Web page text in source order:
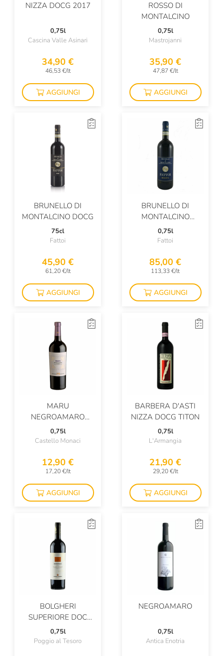
NIZZA DOCG 2017
0,75l
Cascina Valle Asinari
34,90 €
46,53 €/lt
AGGIUNGI
ROSSO DI
MONTALCINO
0,75l
Mastrojanni
35,90 €
47,87 €/lt
AGGIUNGI
BRUNELLO DI
MONTALCINO DOCG
75cl
Fattoi
45,90 €
61,20 €/lt
AGGIUNGI
BRUNELLO DI
MONTALCINO
RISERVA
0,75l
Fattoi
85,00 €
113,33 €/lt
AGGIUNGI
MARU
NEGROAMARO
SALENTO
0,75l
Castello Monaci
12,90 €
17,20 €/lt
AGGIUNGI
BARBERA D'ASTI
NIZZA DOCG TITON
0,75l
L'Armangia
21,90 €
29,20 €/lt
AGGIUNGI
BOLGHERI
SUPERIORE DOC
SONDRAIA
0,75l
Poggio al Tesoro
NEGROAMARO
0,75l
Antica Enotria